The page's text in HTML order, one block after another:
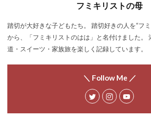
フミキリストの母
踏切が大好きな子どもたち。 踏切好きの人を“フ
から、「フミキリストのはは」と名付けました。
道・スイーツ・家族旅を楽しく記録しています。
＼ Follow Me ／